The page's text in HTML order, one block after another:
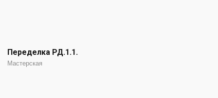
Переделка РД.1.1.
Мастерская